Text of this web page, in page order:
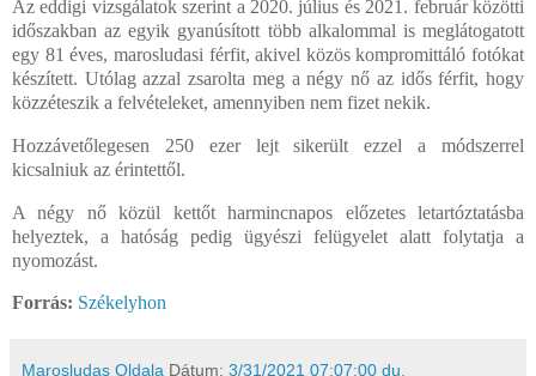
Az eddigi vizsgálatok szerint a 2020. július és 2021. február közötti
időszakban az egyik gyanúsított több alkalommal is meglátogatott
egy 81 éves, marosludasi férfit, akivel közös kompromittáló fotókat
készített. Utólag azzal zsarolta meg a négy nő az idős férfit, hogy
közzéteszik a felvételeket, amennyiben nem fizet nekik.
Hozzávetőlegesen 250 ezer lejt sikerült ezzel a módszerrel
kicsalniuk az érintettől.
A négy nő közül kettőt harmincnapos előzetes letartóztatásba
helyeztek, a hatóság pedig ügyészi felügyelet alatt folytatja a
nyomozást.
Forrás: Székelyhon
Marosludas Oldala Dátum: 3/31/2021 07:07:00 du.